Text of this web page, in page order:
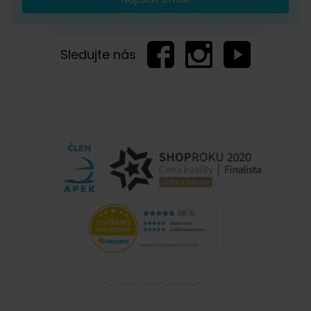
Sledujte nás